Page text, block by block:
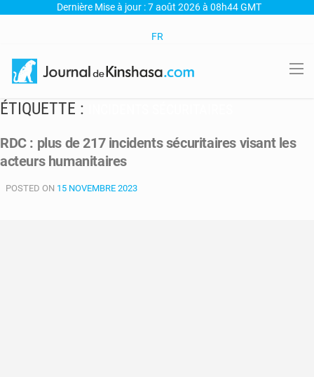
Dernière Mise à jour : 7 août 2026 à 08h44 GMT
FR
ÉTIQUETTE :
RDC : plus de 217 incidents sécuritaires visant les
acteurs humanitaires
POSTED ON 15 NOVEMBRE 2023